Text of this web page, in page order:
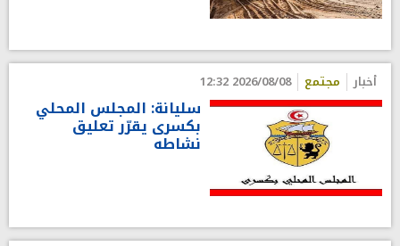
أخبار مجتمع 2026/08/08 12:32
سليانة: المجلس المحلي
بكسرى يقرّر تعليق
نشاطه